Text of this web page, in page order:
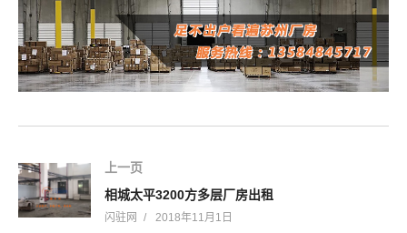
上一页
相城太平3200方多层厂房出租
闪驻网 2018年11月1日